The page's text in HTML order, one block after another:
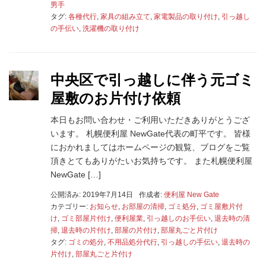
男手
タグ: 各種代行, 家具の組み立て, 家電製品の取り付け, 引っ越し
の手伝い, 洗濯機の取り付け
中央区で引っ越しに伴う元ゴミ
屋敷のお片付け依頼
本日もお問い合わせ・ご利用いただきありがとうござ
います。 札幌便利屋 NewGate代表の町平です。 皆様
におかれましてはホームページの観覧、ブログをご覧
頂きとてもありがたいお気持ちです。 また札幌便利屋
NewGate […]
公開済み: 2019年7月14日 作成者: 便利屋 New Gate
カテゴリー: お知らせ お部屋の清掃 ゴミ処分 ゴミ屋敷片付
け ゴミ部屋片付け 便利屋業 引っ越しのお手伝い 退去時の清
掃 退去時の片付け 部屋の片付け 部屋丸ごと片付け
タグ: ゴミの処分 不用品処分代行 引っ越しの手伝い 退去時の
片付け 部屋丸ごと片付け